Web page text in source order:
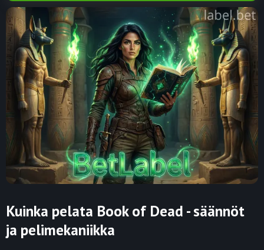
Kuinka pelata Book of Dead - säännöt
ja pelimekaniikka